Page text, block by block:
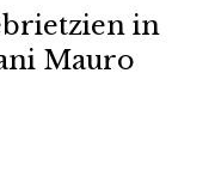
in
Mauro